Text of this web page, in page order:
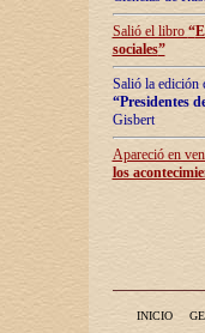
Salió el libro “
sociales”
Salió la edición
“Presidentes
Gisbert
Apareció en
los
INICIO